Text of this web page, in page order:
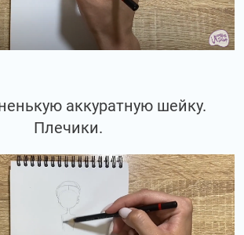
аккуратную шейку.
Плечики.